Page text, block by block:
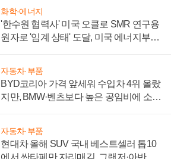
화학·에너지
'한수원 협력사' 미국 오클로 SMR 연구용
원자로 '임계 상태' 도달, 미국 에너지부
자동차·부품
BYD코리아 가격 앞세워 수입차 4위 올랐
지만, BMW·벤츠보다 높은 공임비에 소비
자동차·부품
현대차 올해 SUV 국내 베스트셀러 톱10
에서 싼타페만 자리매김, 그랜저·아반떼